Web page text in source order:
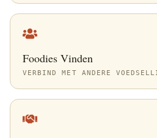
Foodies Vinden
VERBIND MET ANDERE